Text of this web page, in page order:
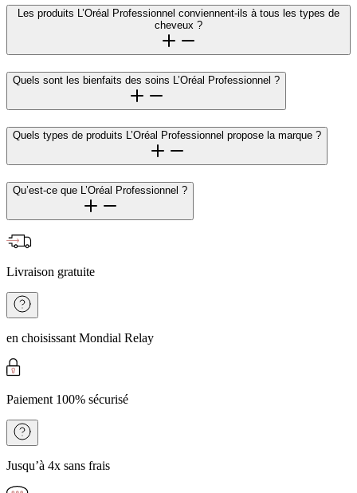
Les produits L’Oréal Professionnel conviennent-ils à tous les types de
cheveux ?
Quels sont les bienfaits des soins L’Oréal Professionnel ?
Quels types de produits L’Oréal Professionnel propose la marque ?
Qu’est-ce que L’Oréal Professionnel ?
Livraison gratuite
en choisissant Mondial Relay
Paiement 100% sécurisé
Jusqu’à 4x sans frais